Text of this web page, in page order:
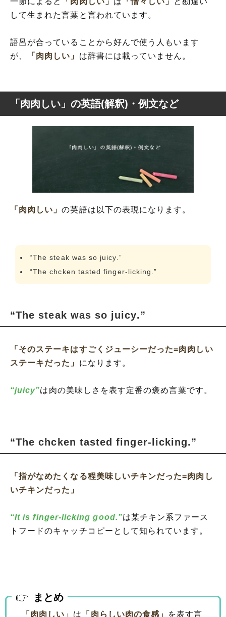
して生まれた言葉と言われています。
語呂が合っていることから好んで使う人もいます
が、
「肉肉しい」 は辞書には載っていません。
「肉肉しい」の英語(解釈)・例文など
「肉肉しい」の英語は以下の表現になります。
“The steak was so juicy.”
“The chcken tasted finger-licking.”
“The steak was so juicy.”
「そのステーキはすごくジューシーだった=肉肉しい
ステーキだった」 になります。
“juicy”は肉の美味しさを表す定番の褒め言葉です。
“The chcken tasted finger-licking.”
「指がなめたくなる程美味しいチキンだった=肉肉し
いチキンだった」
“It is finger-licking good.”は某チキン系ファース
トフードのキャッチコピーとして知られています。
まとめ
「肉肉しい」 は 「肉らしい肉の食感」
を表す言